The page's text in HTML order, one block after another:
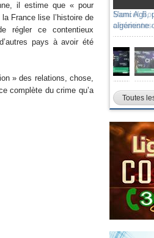
il estime que « pour
France lise l’histoire de
régler ce contentieux
pays à avoir été
» des relations, chose,
complète du crime qu’a
Moncef
céramistes
Toutes